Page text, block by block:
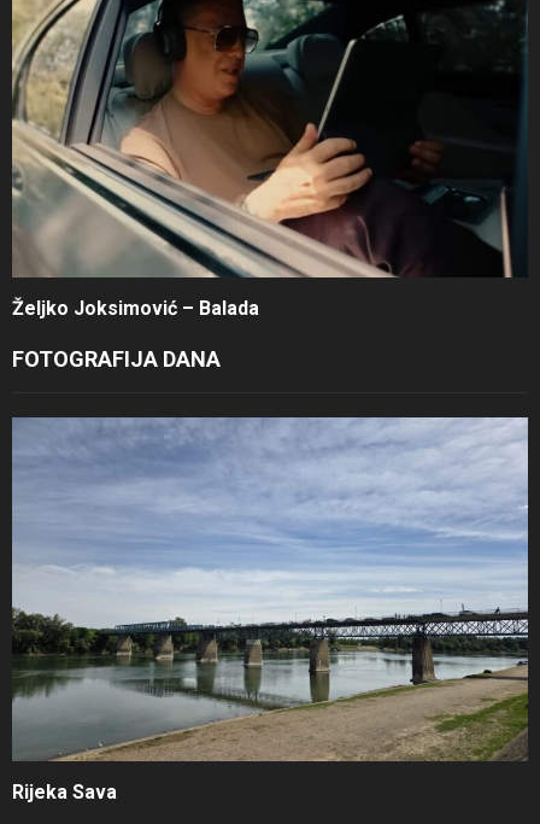
Željko Joksimović – Balada
FOTOGRAFIJA DANA
Rijeka Sava